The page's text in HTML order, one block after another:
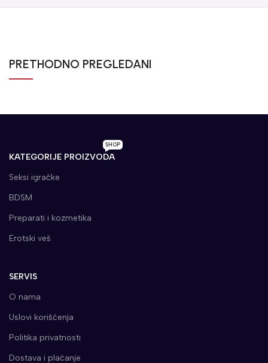
PRETHODNO PREGLEDANI
KATEGORIJE PROIZVODA
SHOP
Seksi igračke
BDSM
Preparati i kozmetika
Erotski veš
SERVIS
O nama
Uslovi korišćenja
Politika privatnosti
Dostava i plaćanje